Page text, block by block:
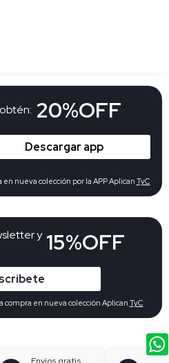
y 15%OFF
compra en nueva colección Aplican TyC
20%OFF
Descargar app
nueva colección por la APP Aplican TyC